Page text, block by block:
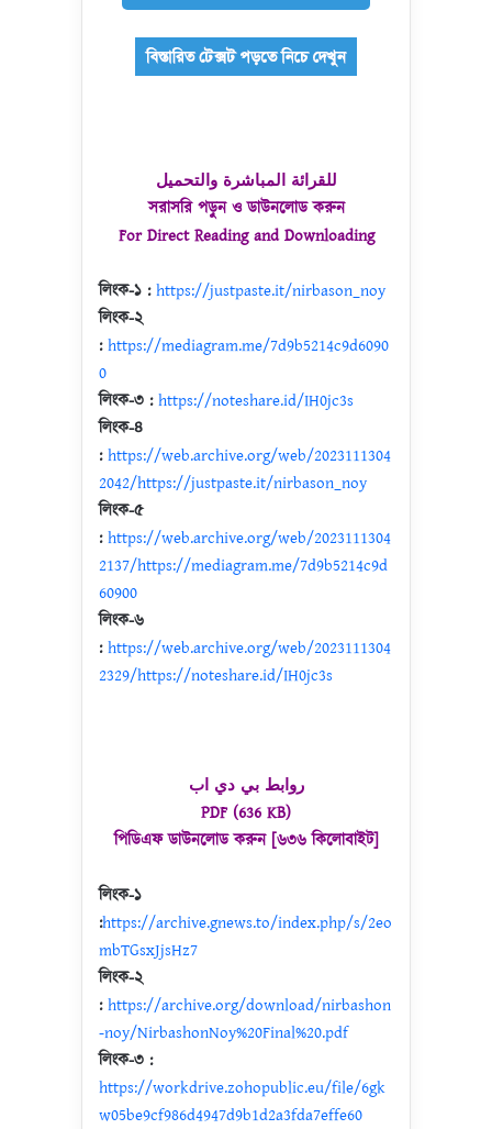
للقرائة المباشرة والتحميل
সরাসরি পড়ুন ও ডাউনলোড করুন
For Direct Reading and Downloading
লিংক-১ : https://justpaste.it/nirbason_noy
লিংক-২
: https://mediagram.me/7d9b5214c9d6090
0
লিংক-৩ : https://noteshare.id/IH0jc3s
লিংক-৪
: https://web.archive.org/web/2023111304
2042/https://justpaste.it/nirbason_noy
লিংক-৫
: https://web.archive.org/web/2023111304
2137/https://mediagram.me/7d9b5214c9d
60900
লিংক-৬
: https://web.archive.org/web/2023111304
2329/https://noteshare.id/IH0jc3s
روابط بي دي اب
PDF (636 KB)
পিডিএফ ডাউনলোড করুন [৬৩৬ কিলোবাইট]
লিংক-১
:https://archive.gnews.to/index.php/s/2eo
mbTGsxJjsHz7
লিংক-২
: https://archive.org/download/nirbashon
-noy/NirbashonNoy%20Final%20.pdf
লিংক-৩ :
https://workdrive.zohopublic.eu/file/6gk
w05be9cf986d4947d9b1d2a3fda7effe60